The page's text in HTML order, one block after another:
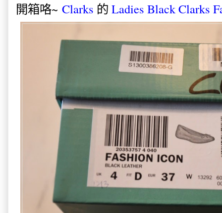
開箱咯~ Clarks 的 Ladies Black Clarks